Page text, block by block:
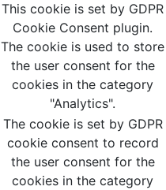
This cookie is set by GDPR
Cookie Consent plugin.
The cookie is used to store
the user consent for the
cookies in the category
"Analytics".
The cookie is set by GDPR
cookie consent to record
the user consent for the
cookies in the category